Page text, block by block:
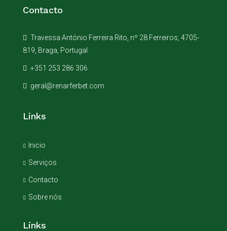
Contacto
Travessa António Ferreira Rito, nº 28 Ferreiros, 4705-
819, Braga, Portugal
+351 253 286 306
geral@renarferbet.com
Links
Inicio
Serviços
Contacto
Sobre nós
Links